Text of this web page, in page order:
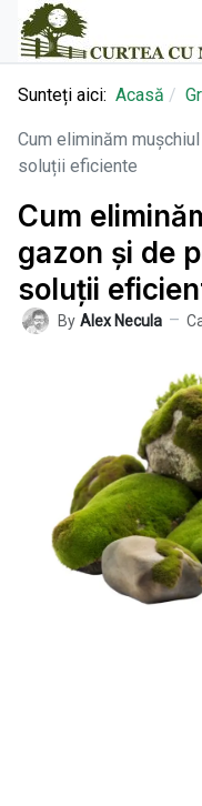
Sunteți aici: Acasă
Cum eliminăm
soluții eficiente
Cum
gazon și de
soluții
By Alex Necula